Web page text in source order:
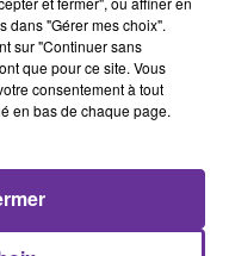
dans "Gérer mes choix".
sur "Continuer sans
que pour ce site. Vous
consentement à tout
en bas de chaque page.